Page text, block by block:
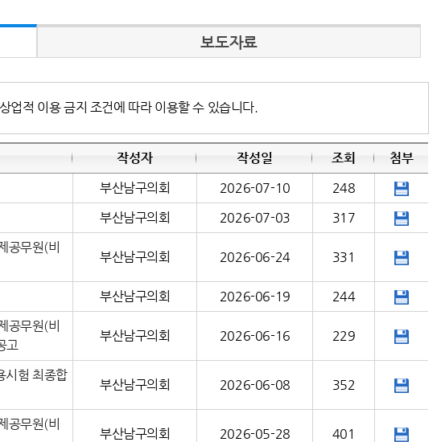
보도자료
적 이용 금지 조건에 따라 이용할 수 있습니다.
작성자 작성일 조회
첨부
부산남구의회 2026-07-10
248
부산남구의회 2026-07-03 317
공무원(비
부산남구의회 2026-06-24 331
부산남구의회 2026-06-19 244
공무원(비
고
부산남구의회 2026-06-16 229
시험 최종합
부산남구의회 2026-06-08 352
공무원(비
부산남구의회 2026-05-28 401